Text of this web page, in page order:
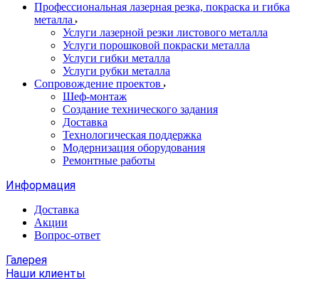
Профессиональная лазерная резка, покраска и гибка
металла
Услуги лазерной резки листового металла
Услуги порошковой покраски металла
Услуги гибки металла
Услуги рубки металла
Сопровождение проектов
Шеф-монтаж
Создание технического задания
Доставка
Технологическая поддержка
Модернизация оборудования
Ремонтные работы
Информация
Доставка
Акции
Вопрос-ответ
Галерея
Наши клиенты